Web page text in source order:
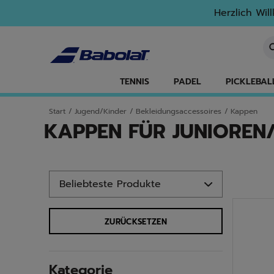
Herzlich
TENNIS PADEL
Start / Jugend/Kinder / Bekleidungsaccessoires / Kappen
KAPPEN FÜR
Zu den Produkten springen
ZURÜCKSETZEN